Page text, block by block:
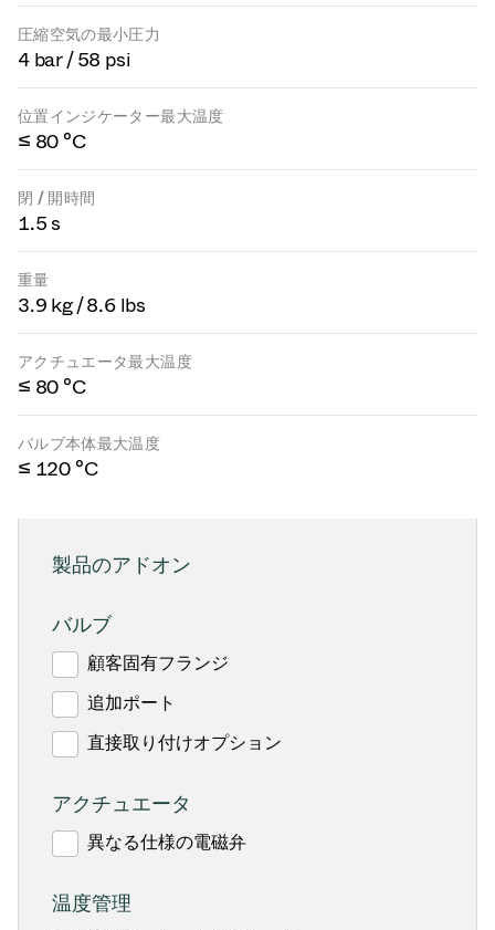
圧縮空気の最小圧力
4 bar / 58 psi
位置インジケーター最大温度
≤ 80 °C
閉 / 開時間
1.5 s
重量
3.9 kg / 8.6 lbs
アクチュエータ最大温度
≤ 80 °C
バルブ本体最大温度
≤ 120 °C
製品のアドオン
バルブ
顧客固有フランジ
追加ポート
直接取り付けオプション
アクチュエータ
異なる仕様の電磁弁
温度管理